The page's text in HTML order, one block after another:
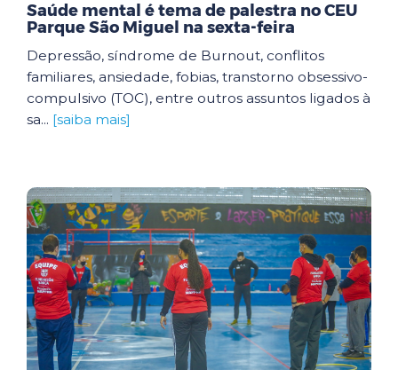
Saúde mental é tema de palestra no CEU
Parque São Miguel na sexta-feira
Depressão, síndrome de Burnout, conflitos
familiares, ansiedade, fobias, transtorno obsessivo-
compulsivo (TOC), entre outros assuntos ligados à
sa... [saiba mais]